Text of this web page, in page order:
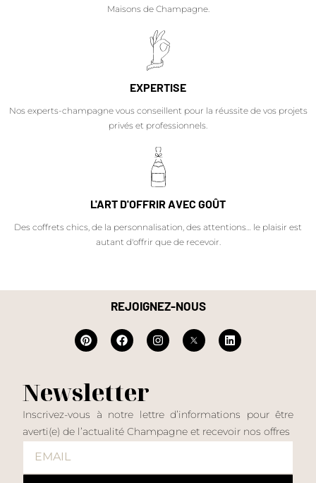
Maisons de Champagne.
EXPERTISE
Nos experts-champagne vous conseillent pour la réussite de vos projets
privés et professionnels.
L'ART D'OFFRIR AVEC GOÛT
Des coffrets chics, de la personnalisation, des attentions… le plaisir est
autant d'offrir que de recevoir.
REJOIGNEZ-NOUS
Newsletter
Inscrivez-vous à notre lettre d’informations pour être
averti(e) de l’actualité Champagne et recevoir nos offres